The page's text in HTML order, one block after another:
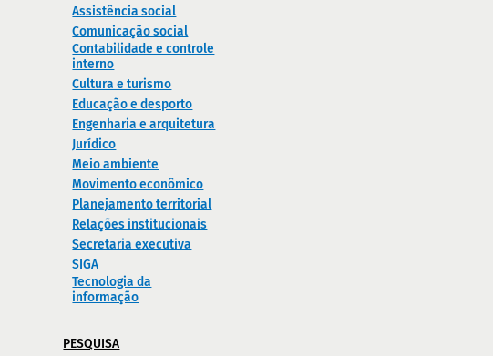
Assistência social
Comunicação social
Contabilidade e controle
interno
Cultura e turismo
Educação e desporto
Engenharia e arquitetura
Jurídico
Meio ambiente
Movimento econômico
Planejamento territorial
Relações institucionais
Secretaria executiva
SIGA
Tecnologia da
informação
PESQUISA